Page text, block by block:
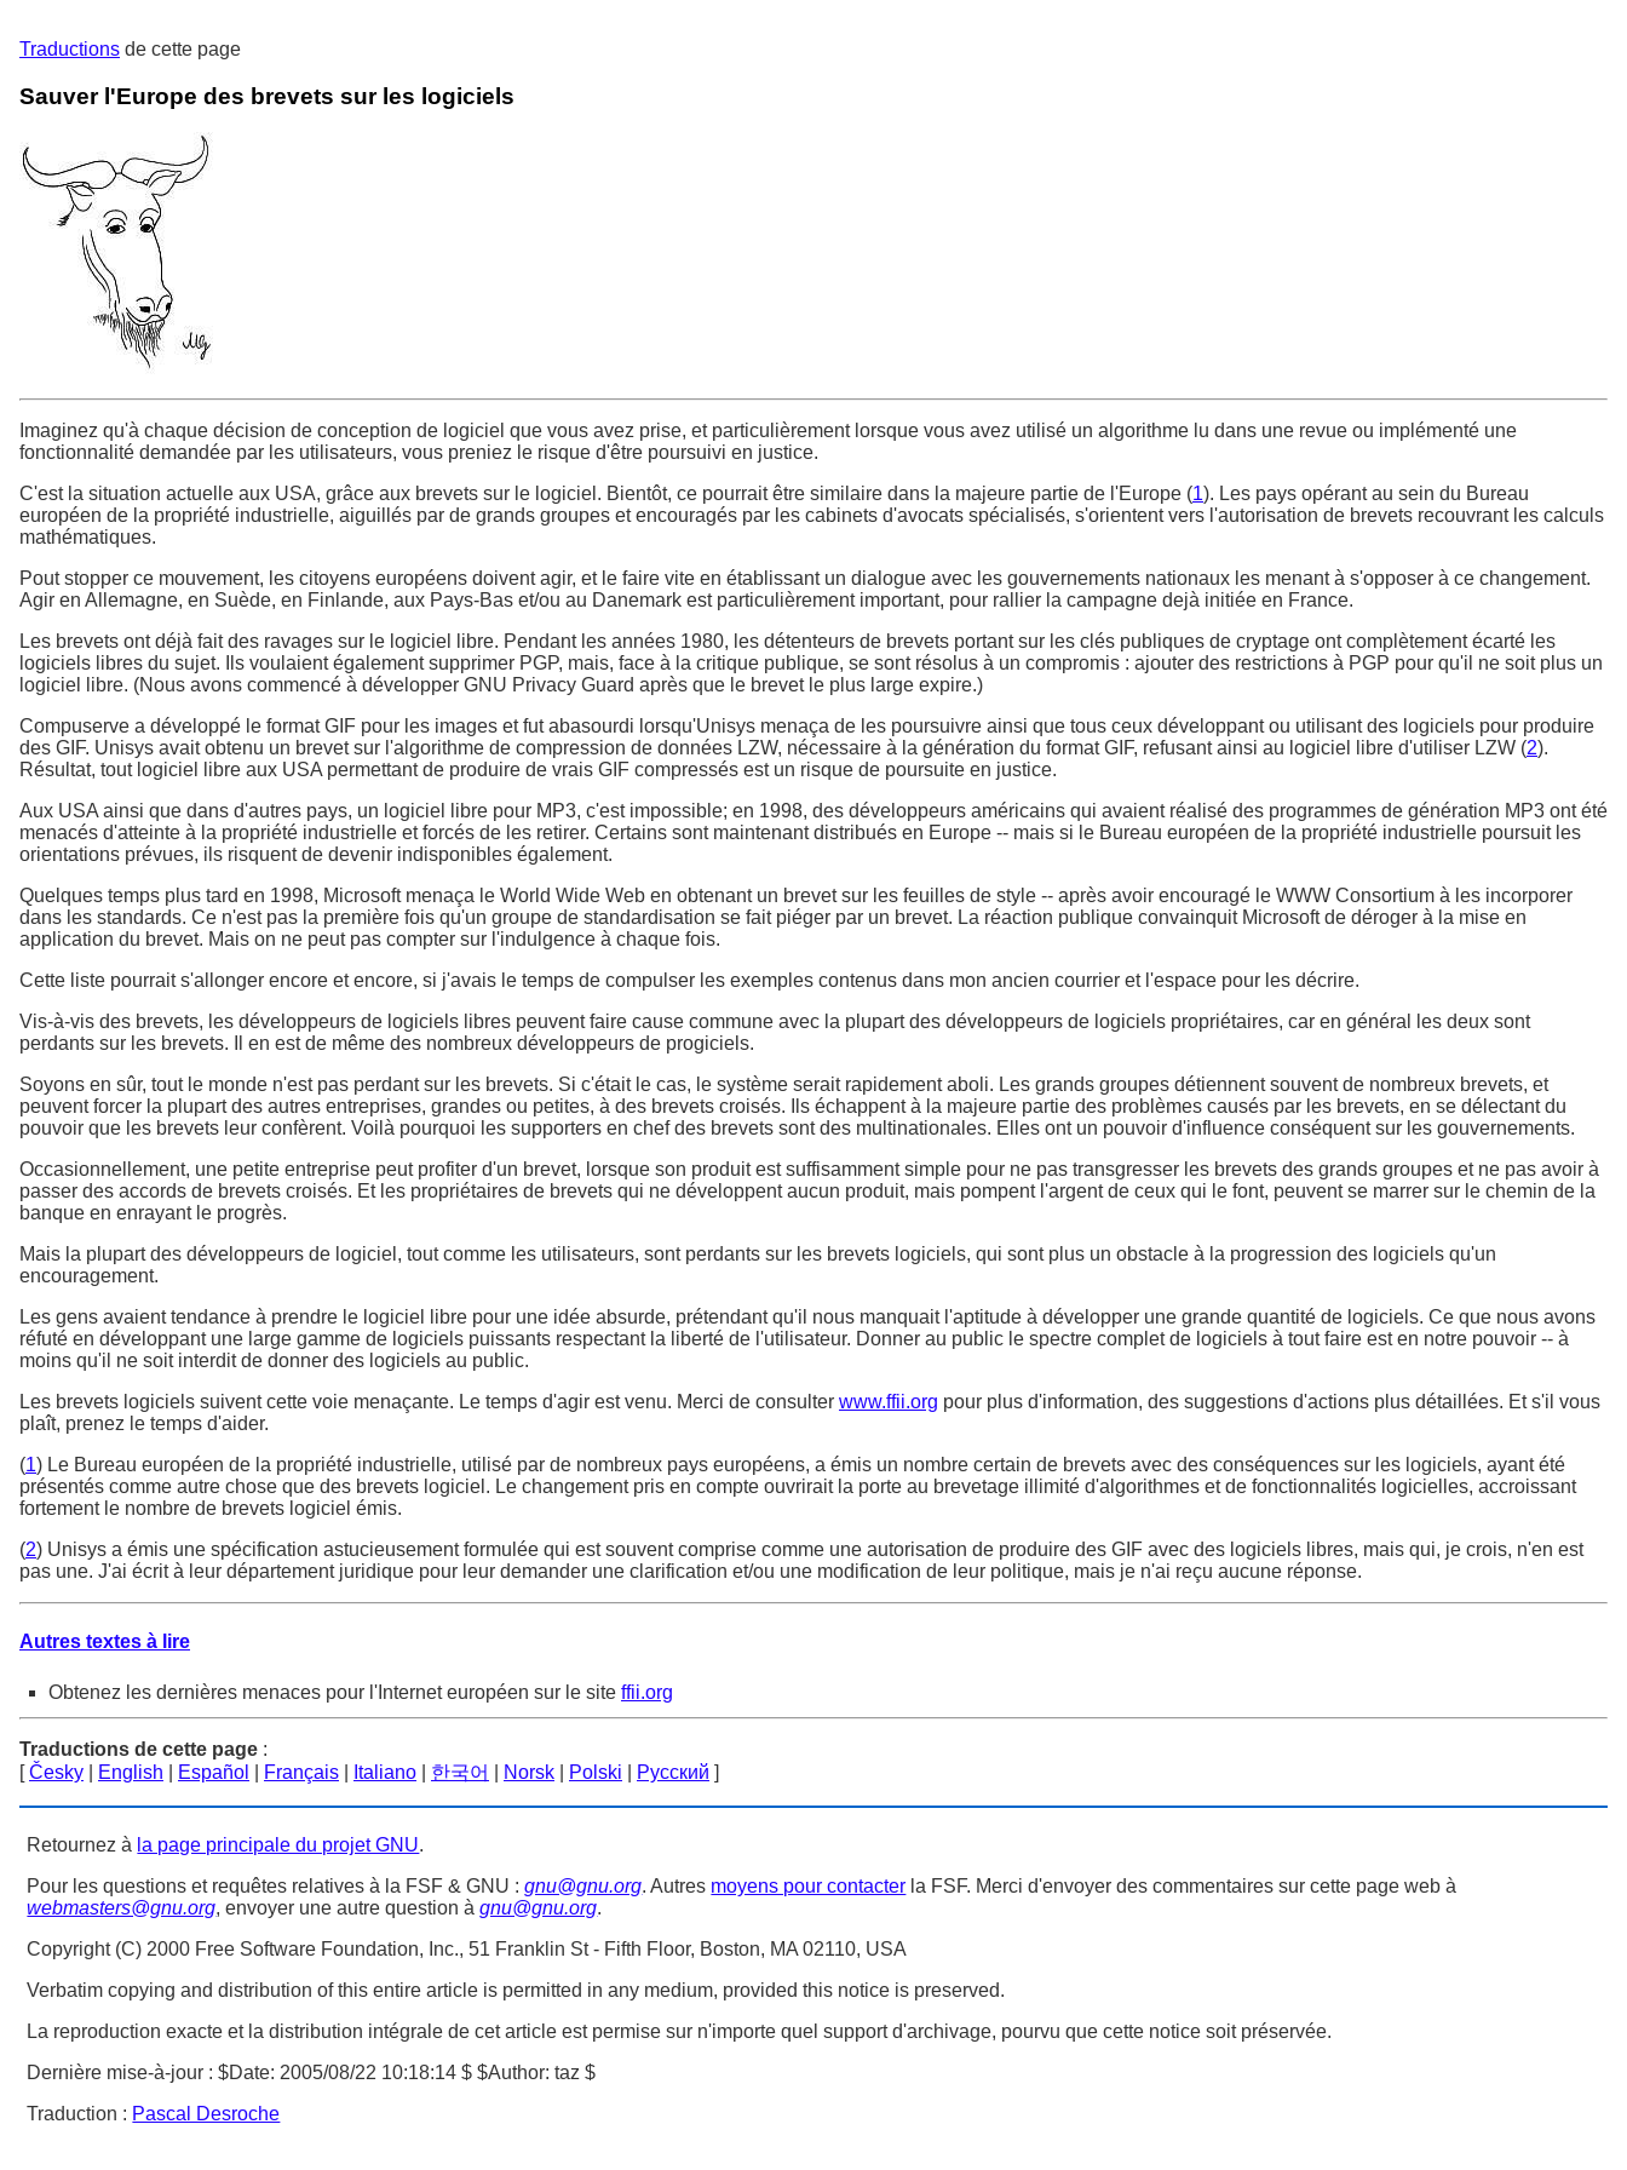
Traductions de cette page
Sauver l'Europe des brevets sur les logiciels
Imaginez qu'à chaque décision de conception de logiciel que vous avez prise, et particulièrement lorsque vous avez utilisé un algorithme lu dans une revue ou implémenté une
fonctionnalité demandée par les utilisateurs, vous preniez le risque d'être poursuivi en justice.
C'est la situation actuelle aux USA, grâce aux brevets sur le logiciel. Bientôt, ce pourrait être similaire dans la majeure partie de l'Europe (1). Les pays opérant au sein du Bureau
européen de la propriété industrielle, aiguillés par de grands groupes et encouragés par les cabinets d'avocats spécialisés, s'orientent vers l'autorisation de brevets recouvrant les calculs
mathématiques.
Pout stopper ce mouvement, les citoyens européens doivent agir, et le faire vite en établissant un dialogue avec les gouvernements nationaux les menant à s'opposer à ce changement.
Agir en Allemagne, en Suède, en Finlande, aux Pays-Bas et/ou au Danemark est particulièrement important, pour rallier la campagne dejà initiée en France.
Les brevets ont déjà fait des ravages sur le logiciel libre. Pendant les années 1980, les détenteurs de brevets portant sur les clés publiques de cryptage ont complètement écarté les
logiciels libres du sujet. Ils voulaient également supprimer PGP, mais, face à la critique publique, se sont résolus à un compromis : ajouter des restrictions à PGP pour qu'il ne soit plus un
logiciel libre. (Nous avons commencé à développer GNU Privacy Guard après que le brevet le plus large expire.)
Compuserve a développé le format GIF pour les images et fut abasourdi lorsqu'Unisys menaça de les poursuivre ainsi que tous ceux développant ou utilisant des logiciels pour produire
des GIF. Unisys avait obtenu un brevet sur l'algorithme de compression de données LZW, nécessaire à la génération du format GIF, refusant ainsi au logiciel libre d'utiliser LZW (2).
Résultat, tout logiciel libre aux USA permettant de produire de vrais GIF compressés est un risque de poursuite en justice.
Aux USA ainsi que dans d'autres pays, un logiciel libre pour MP3, c'est impossible; en 1998, des développeurs américains qui avaient réalisé des programmes de génération MP3 ont été
menacés d'atteinte à la propriété industrielle et forcés de les retirer. Certains sont maintenant distribués en Europe -- mais si le Bureau européen de la propriété industrielle poursuit les
orientations prévues, ils risquent de devenir indisponibles également.
Quelques temps plus tard en 1998, Microsoft menaça le World Wide Web en obtenant un brevet sur les feuilles de style -- après avoir encouragé le WWW Consortium à les incorporer
dans les standards. Ce n'est pas la première fois qu'un groupe de standardisation se fait piéger par un brevet. La réaction publique convainquit Microsoft de déroger à la mise en
application du brevet. Mais on ne peut pas compter sur l'indulgence à chaque fois.
Cette liste pourrait s'allonger encore et encore, si j'avais le temps de compulser les exemples contenus dans mon ancien courrier et l'espace pour les décrire.
Vis-à-vis des brevets, les développeurs de logiciels libres peuvent faire cause commune avec la plupart des développeurs de logiciels propriétaires, car en général les deux sont
perdants sur les brevets. Il en est de même des nombreux développeurs de progiciels.
Soyons en sûr, tout le monde n'est pas perdant sur les brevets. Si c'était le cas, le système serait rapidement aboli. Les grands groupes détiennent souvent de nombreux brevets, et
peuvent forcer la plupart des autres entreprises, grandes ou petites, à des brevets croisés. Ils échappent à la majeure partie des problèmes causés par les brevets, en se délectant du
pouvoir que les brevets leur confèrent. Voilà pourquoi les supporters en chef des brevets sont des multinationales. Elles ont un pouvoir d'influence conséquent sur les gouvernements.
Occasionnellement, une petite entreprise peut profiter d'un brevet, lorsque son produit est suffisamment simple pour ne pas transgresser les brevets des grands groupes et ne pas avoir à
passer des accords de brevets croisés. Et les propriétaires de brevets qui ne développent aucun produit, mais pompent l'argent de ceux qui le font, peuvent se marrer sur le chemin de la
banque en enrayant le progrès.
Mais la plupart des développeurs de logiciel, tout comme les utilisateurs, sont perdants sur les brevets logiciels, qui sont plus un obstacle à la progression des logiciels qu'un
encouragement.
Les gens avaient tendance à prendre le logiciel libre pour une idée absurde, prétendant qu'il nous manquait l'aptitude à développer une grande quantité de logiciels. Ce que nous avons
réfuté en développant une large gamme de logiciels puissants respectant la liberté de l'utilisateur. Donner au public le spectre complet de logiciels à tout faire est en notre pouvoir -- à
moins qu'il ne soit interdit de donner des logiciels au public.
Les brevets logiciels suivent cette voie menaçante. Le temps d'agir est venu. Merci de consulter www.ffii.org pour plus d'information, des suggestions d'actions plus détaillées. Et s'il vous
plaît, prenez le temps d'aider.
(1) Le Bureau européen de la propriété industrielle, utilisé par de nombreux pays européens, a émis un nombre certain de brevets avec des conséquences sur les logiciels, ayant été
présentés comme autre chose que des brevets logiciel. Le changement pris en compte ouvrirait la porte au brevetage illimité d'algorithmes et de fonctionnalités logicielles, accroissant
fortement le nombre de brevets logiciel émis.
(2) Unisys a émis une spécification astucieusement formulée qui est souvent comprise comme une autorisation de produire des GIF avec des logiciels libres, mais qui, je crois, n'en est
pas une. J'ai écrit à leur département juridique pour leur demander une clarification et/ou une modification de leur politique, mais je n'ai reçu aucune réponse.
Autres textes à lire
Obtenez les dernières menaces pour l'Internet européen sur le site ffii.org
Traductions de cette page :
[Česky English Español Français Italiano 한국어 Norsk Polski Русский ]
Retournez à la page principale du projet GNU.
Pour les questions et requêtes relatives à la FSF & GNU :gnu@gnu.org. Autres moyens pour contacter la FSF. Merci d'envoyer des commentaires sur cette page web à
webmasters@gnu.org, envoyer une autre question àgnu@gnu.org.
Copyright (C) 2000 Free Software Foundation, Inc., 51 Franklin St - Fifth Floor, Boston, MA 02110, USA
Verbatim copying and distribution of this entire article is permitted in any medium, provided this notice is preserved.
La reproduction exacte et la distribution intégrale de cet article est permise sur n'importe quel support d'archivage, pourvu que cette notice soit préservée.
Dernière mise-à-jour :$Date: 2005/08/22 10:18:14 $ $Author: taz $
Traduction : Pascal Desroche